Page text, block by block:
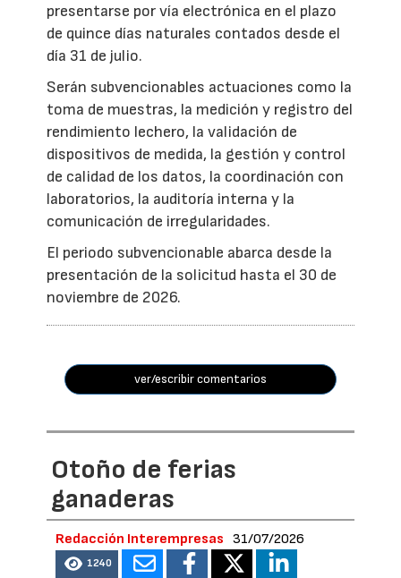
presentarse por vía electrónica en el plazo
de quince días naturales contados desde el
día 31 de julio.
Serán subvencionables actuaciones como la
toma de muestras, la medición y registro del
rendimiento lechero, la validación de
dispositivos de medida, la gestión y control
de calidad de los datos, la coordinación con
laboratorios, la auditoría interna y la
comunicación de irregularidades.
El periodo subvencionable abarca desde la
presentación de la solicitud hasta el 30 de
noviembre de 2026.
ver/escribir comentarios
Otoño de ferias
ganaderas
Redacción Interempresas 31/07/2026
1240